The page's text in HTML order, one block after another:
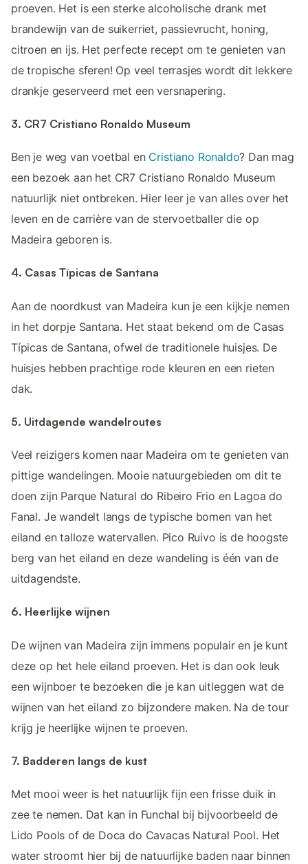
proeven. Het is een sterke alcoholische drank met
brandewijn van de suikerriet, passievrucht, honing,
citroen en ijs. Het perfecte recept om te genieten van
de tropische sferen! Op veel terrasjes wordt dit lekkere
drankje geserveerd met een versnapering.
3. CR7 Cristiano Ronaldo Museum
Ben je weg van voetbal en Cristiano Ronaldo? Dan mag
een bezoek aan het CR7 Cristiano Ronaldo Museum
natuurlijk niet ontbreken. Hier leer je van alles over het
leven en de carrière van de stervoetballer die op
Madeira geboren is.
4. Casas Típicas de Santana
Aan de noordkust van Madeira kun je een kijkje nemen
in het dorpje Santana. Het staat bekend om de Casas
Típicas de Santana, ofwel de traditionele huisjes. De
huisjes hebben prachtige rode kleuren en een rieten
dak.
5. Uitdagende wandelroutes
Veel reizigers komen naar Madeira om te genieten van
pittige wandelingen. Mooie natuurgebieden om dit te
doen zijn Parque Natural do Ribeiro Frio en Lagoa do
Fanal. Je wandelt langs de typische bomen van het
eiland en talloze watervallen. Pico Ruivo is de hoogste
berg van het eiland en deze wandeling is één van de
uitdagendste.
6. Heerlijke wijnen
De wijnen van Madeira zijn immens populair en je kunt
deze op het hele eiland proeven. Het is dan ook leuk
een wijnboer te bezoeken die je kan uitleggen wat de
wijnen van het eiland zo bijzondere maken. Na de tour
krijg je heerlijke wijnen te proeven.
7. Badderen langs de kust
Met mooi weer is het natuurlijk fijn een frisse duik in
zee te nemen. Dat kan in Funchal bij bijvoorbeeld de
Lido Pools of de Doca do Cavacas Natural Pool. Het
water stroomt hier bij de natuurlijke baden naar binnen